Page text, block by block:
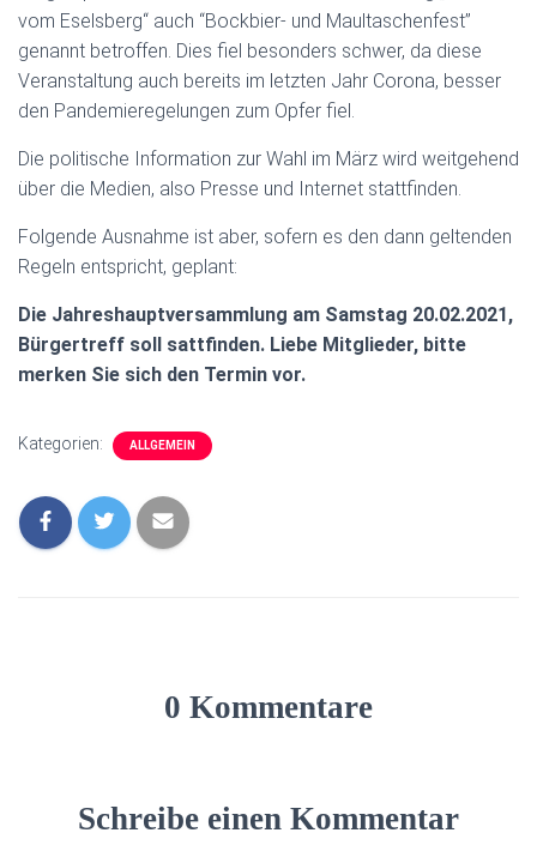
vom Eselsberg“ auch “Bockbier- und Maultaschenfest”
genannt betroffen. Dies fiel besonders schwer, da diese
Veranstaltung auch bereits im letzten Jahr Corona, besser
den Pandemieregelungen zum Opfer fiel.
Die politische Information zur Wahl im März wird weitgehend
über die Medien, also Presse und Internet stattfinden.
Folgende Ausnahme ist aber, sofern es den dann geltenden
Regeln entspricht, geplant:
Die Jahreshauptversammlung am Samstag 20.02.2021,
Bürgertreff soll sattfinden. Liebe Mitglieder, bitte
merken Sie sich den Termin vor.
Kategorien: ALLGEMEIN
0 Kommentare
Schreibe einen Kommentar